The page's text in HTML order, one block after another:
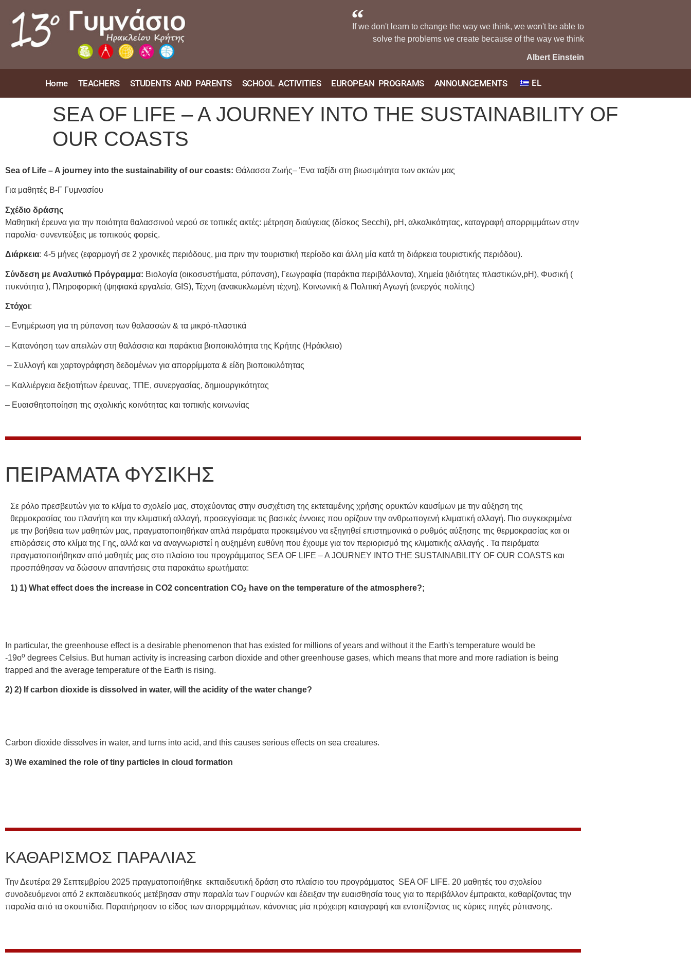
If we don't learn to change the way we think, we won't be able to
solve the problems we create because of the way we think
Albert Einstein
Home TEACHERS STUDENTS AND PARENTS SCHOOL ACTIVITIES EUROPEAN PROGRAMS ANNOUNCEMENTS EL
SEA OF LIFE – A JOURNEY INTO THE SUSTAINABILITY OF
OUR COASTS
Sea of ​​Life – A journey into the sustainability of our coasts: Θάλασσα Ζωής– Ένα ταξίδι στη βιωσιμότητα των ακτών μας
Για μαθητές Β-Γ Γυμνασίου
Σχέδιο δράσης
Μαθητική έρευνα για την ποιότητα θαλασσινού νερού σε τοπικές ακτές: μέτρηση διαύγειας (δίσκος Secchi), pH, αλκαλικότητας, καταγραφή απορριμμάτων στην
παραλία· συνεντεύξεις με τοπικούς φορείς.
Διάρκεια: 4-5 μήνες (εφαρμογή σε 2 χρονικές περιόδους, μια πριν την τουριστική περίοδο και άλλη μία κατά τη διάρκεια τουριστικής περιόδου).
Σύνδεση με Αναλυτικό Πρόγραμμα: Βιολογία (οικοσυστήματα, ρύπανση), Γεωγραφία (παράκτια περιβάλλοντα), Χημεία (ιδιότητες πλαστικών,pH), Φυσική (
πυκνότητα ), Πληροφορική (ψηφιακά εργαλεία, GIS), Τέχνη (ανακυκλωμένη τέχνη), Κοινωνική & Πολιτική Αγωγή (ενεργός πολίτης)
Στόχοι:
– Ενημέρωση για τη ρύπανση των θαλασσών & τα μικρό-πλαστικά
– Κατανόηση των απειλών στη θαλάσσια και παράκτια βιοποικιλότητα της Κρήτης (Ηράκλειο)
– Συλλογή και χαρτογράφηση δεδομένων για απορρίμματα & είδη βιοποικιλότητας
– Καλλιέργεια δεξιοτήτων έρευνας, ΤΠΕ, συνεργασίας, δημιουργικότητας
– Ευαισθητοποίηση της σχολικής κοινότητας και τοπικής κοινωνίας
ΠΕΙΡΑΜΑΤΑ ΦΥΣΙΚΗΣ
Σε ρόλο πρεσβευτών για το κλίμα το σχολείο μας, στοχεύοντας στην συσχέτιση της εκτεταμένης χρήσης ορυκτών καυσίμων με την αύξηση της
θερμοκρασίας του πλανήτη και την κλιματική αλλαγή, προσεγγίσαμε τις βασικές έννοιες που ορίζουν την ανθρωπογενή κλιματική αλλαγή. Πιο συγκεκριμένα
με την βοήθεια των μαθητών μας, πραγματοποιηθήκαν απλά πειράματα προκειμένου να εξηγηθεί επιστημονικά ο ρυθμός αύξησης της θερμοκρασίας και οι
επιδράσεις στο κλίμα της Γης, αλλά και να αναγνωριστεί η αυξημένη ευθύνη που έχουμε για τον περιορισμό της κλιματικής αλλαγής . Τα πειράματα
πραγματοποιήθηκαν από μαθητές μας στο πλαίσιο του προγράμματος SEA OF LIFE – A JOURNEY INTO THE SUSTAINABILITY OF OUR COASTS και
προσπάθησαν να δώσουν απαντήσεις στα παρακάτω ερωτήματα:
1) 1) What effect does the increase in CO2 concentration CO2 have on the temperature of the atmosphere?;
In particular, the greenhouse effect is a desirable phenomenon that has existed for millions of years and without it the Earth's temperature would be
-19oο degrees Celsius. But human activity is increasing carbon dioxide and other greenhouse gases, which means that more and more radiation is being
trapped and the average temperature of the Earth is rising.
2) 2) If carbon dioxide is dissolved in water, will the acidity of the water change?
Carbon dioxide dissolves in water, and turns into acid, and this causes serious effects on sea creatures.
3) We examined the role of tiny particles in cloud formation
ΚΑΘΑΡΙΣΜΟΣ ΠΑΡΑΛΙΑΣ
Την Δευτέρα 29 Σεπτεμβρίου 2025 πραγματοποιήθηκε εκπαιδευτική δράση στο πλαίσιο του προγράμματος SEA OF LIFE. 20 μαθητές του σχολείου
συνοδευόμενοι από 2 εκπαιδευτικούς μετέβησαν στην παραλία των Γουρνών και έδειξαν την ευαισθησία τους για το περιβάλλον έμπρακτα, καθαρίζοντας την
παραλία από τα σκουπίδια. Παρατήρησαν το είδος των απορριμμάτων, κάνοντας μία πρόχειρη καταγραφή και εντοπίζοντας τις κύριες πηγές ρύπανσης.